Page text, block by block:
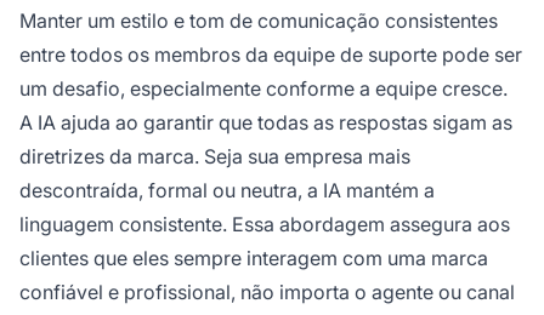
Manter um estilo e tom de comunicação consistentes
entre todos os membros da equipe de suporte pode ser
um desafio, especialmente conforme a equipe cresce.
A IA ajuda ao garantir que todas as respostas sigam as
diretrizes da marca. Seja sua empresa mais
descontraída, formal ou neutra, a IA mantém a
linguagem consistente. Essa abordagem assegura aos
clientes que eles sempre interagem com uma marca
confiável e profissional, não importa o agente ou canal